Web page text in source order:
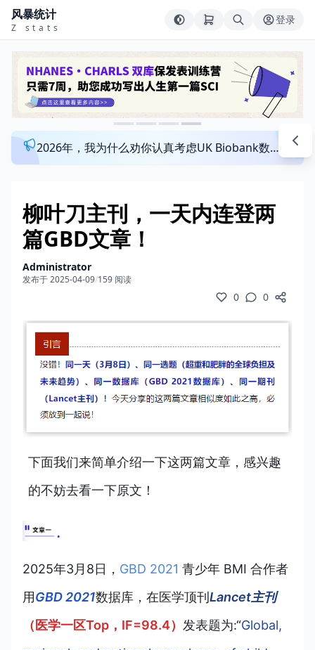
风暴统计
Z stats
登录
2026年，我为什么劝你认真考虑UK Biobank数据库？来看看这个一对一指导发文班
柳叶刀主刊，一天内连登两
篇GBD文章！
Administrator
发布于 2025-04-09/159 阅读
0 0
下面我们来简单介绍一下这两篇文章，感兴趣
的不妨去看一下原文！
2025年3月8日， GBD 2021 青少年 BMI 合作者
用GBD 2021数据库，在医学顶刊 Lancet主刊
（医学一区Top，IF=98.4） 发表题为:“Global,